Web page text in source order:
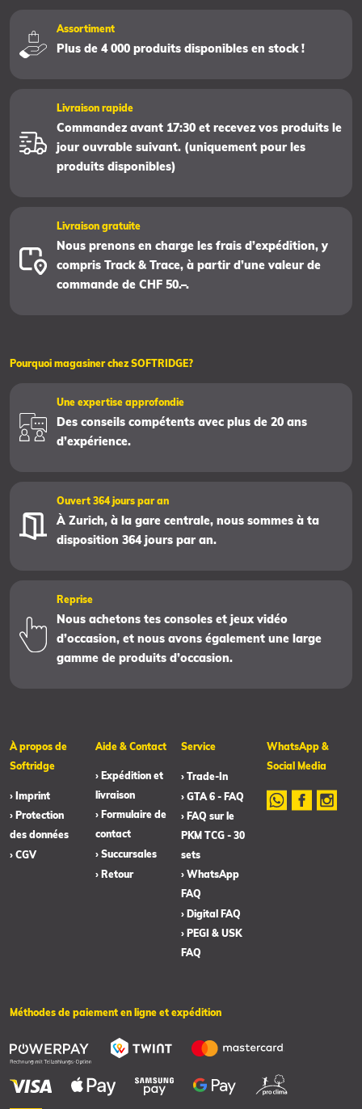
Assortiment
Plus de 4 000 produits disponibles en stock !
Livraison rapide
Commandez avant 17:30 et recevez vos produits le
jour ouvrable suivant. (uniquement pour les
produits disponibles)
Livraison gratuite
Nous prenons en charge les frais d’expédition, y
compris Track & Trace, à partir d’une valeur de
commande de CHF 50.–.
Pourquoi magasiner chez SOFTRIDGE?
Une expertise approfondie
Des conseils compétents avec plus de 20 ans
d’expérience.
Ouvert 364 jours par an
À Zurich, à la gare centrale, nous sommes à ta
disposition 364 jours par an.
Reprise
Nous achetons tes consoles et jeux vidéo
d’occasion, et nous avons également une large
gamme de produits d’occasion.
À propos de
Softridge
› Imprint
› Protection
des données
› CGV
Aide & Contact
› Expédition et
livraison
› Formulaire de
contact
› Succursales
› Retour
Service
› Trade-In
› GTA 6 - FAQ
› FAQ sur le
PKM TCG - 30
sets
› WhatsApp
FAQ
› Digital FAQ
› PEGI & USK
FAQ
WhatsApp &
Social Media
Méthodes de paiement en ligne et expédition